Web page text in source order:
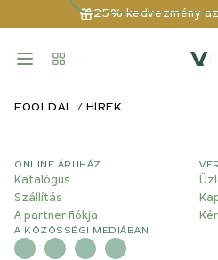
25% kedvezmény
FŐOLDAL HÍREK
ONLINE ÁRUHÁZ
Katalógus
Szállítás
A partner fiókja
A KÖZÖSSÉGI MEDIÁBAN